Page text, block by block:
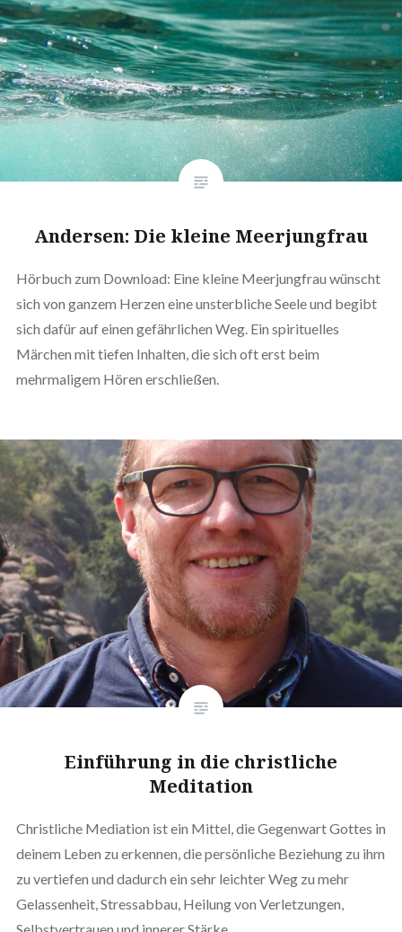
Andersen: Die kleine Meerjungfrau
Hörbuch zum Download: Eine kleine Meerjungfrau wünscht
sich von ganzem Herzen eine unsterbliche Seele und begibt
sich dafür auf einen gefährlichen Weg. Ein spirituelles
Märchen mit tiefen Inhalten, die sich oft erst beim
mehrmaligem Hören erschließen.
Einführung in die christliche
Meditation
Christliche Mediation ist ein Mittel, die Gegenwart Gottes in
deinem Leben zu erkennen, die persönliche Beziehung zu ihm
zu vertiefen und dadurch ein sehr leichter Weg zu mehr
Gelassenheit, Stressabbau, Heilung von Verletzungen,
Selbstvertrauen und innerer Stärke.